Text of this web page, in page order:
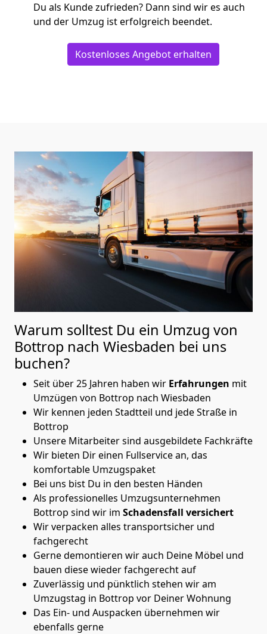
Du als Kunde zufrieden? Dann sind wir es auch
und der Umzug ist erfolgreich beendet.
Kostenloses Angebot erhalten
Warum solltest Du ein Umzug von
Bottrop nach Wiesbaden bei uns
buchen?
Seit über 25 Jahren haben wir Erfahrungen mit
Umzügen von Bottrop nach Wiesbaden
Wir kennen jeden Stadtteil und jede Straße in
Bottrop
Unsere Mitarbeiter sind ausgebildete Fachkräfte
Wir bieten Dir einen Fullservice an, das
komfortable Umzugspaket
Bei uns bist Du in den besten Händen
Als professionelles Umzugsunternehmen
Bottrop sind wir im Schadensfall versichert
Wir verpacken alles transportsicher und
fachgerecht
Gerne demontieren wir auch Deine Möbel und
bauen diese wieder fachgerecht auf
Zuverlässig und pünktlich stehen wir am
Umzugstag in Bottrop vor Deiner Wohnung
Das Ein- und Auspacken übernehmen wir
ebenfalls gerne